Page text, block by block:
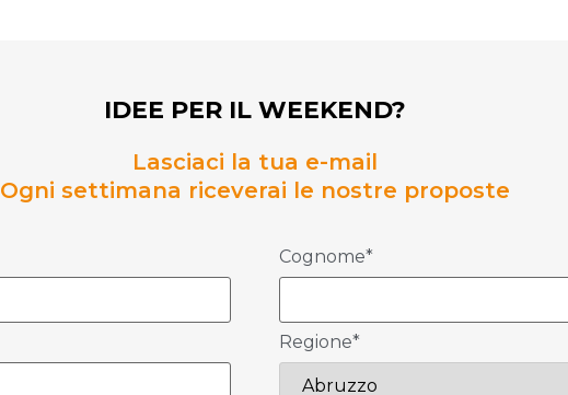
IDEE PER IL WEEKEND?
Lasciaci la tua e-mail
Ogni settimana riceverai le nostre proposte
Cognome*
Regione*